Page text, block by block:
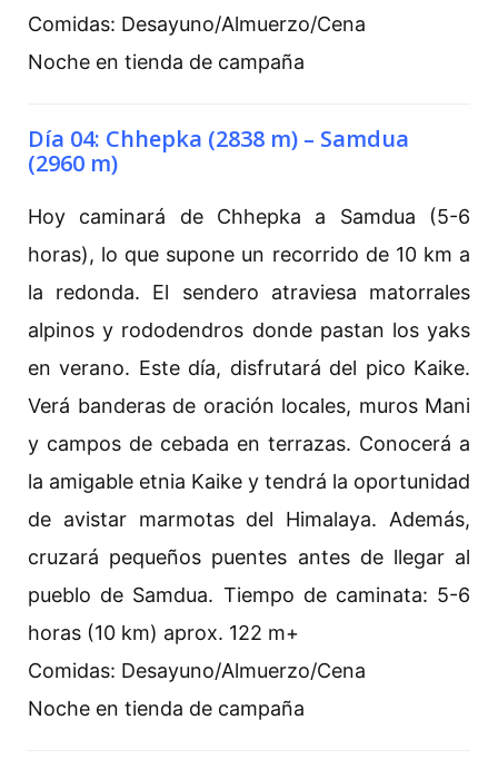
Comidas: Desayuno/Almuerzo/Cena
Noche en tienda de campaña
Día 04: Chhepka (2838 m) – Samdua
(2960 m)
Hoy caminará de Chhepka a Samdua (5-6
horas), lo que supone un recorrido de 10 km a
la redonda. El sendero atraviesa matorrales
alpinos y rododendros donde pastan los yaks
en verano. Este día, disfrutará del pico Kaike.
Verá banderas de oración locales, muros Mani
y campos de cebada en terrazas. Conocerá a
la amigable etnia Kaike y tendrá la oportunidad
de avistar marmotas del Himalaya. Además,
cruzará pequeños puentes antes de llegar al
pueblo de Samdua. Tiempo de caminata: 5-6
horas (10 km) aprox. 122 m+
Comidas: Desayuno/Almuerzo/Cena
Noche en tienda de campaña